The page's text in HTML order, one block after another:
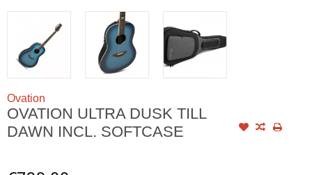
Ovation
OVATION ULTRA DUSK TILL
DAWN INCL. SOFTCASE